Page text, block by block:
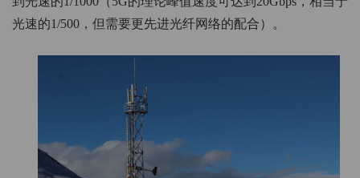
光速的1/500，但需要更先进光纤网络的配合）。